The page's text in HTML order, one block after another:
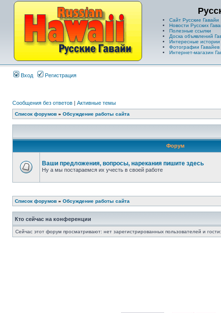
Сайт Русские Гавайи
Новости Русских
Полезные ссылки
Доска объявлений
Интересные истории
Фотографии Гавайев
Интернет-магазин
Вход Регистрация
Сообщения без ответов | Активные темы
Список форумов » Обсуждение работы сайта
Форум
Ваши предложения, вопросы, нарекания пишите здесь
Ну а мы постараемся их учесть в своей работе
Список форумов » Обсуждение работы сайта
Кто сейчас на конференции
Сейчас этот форум просматривают: нет зарегистрированных пользователей и